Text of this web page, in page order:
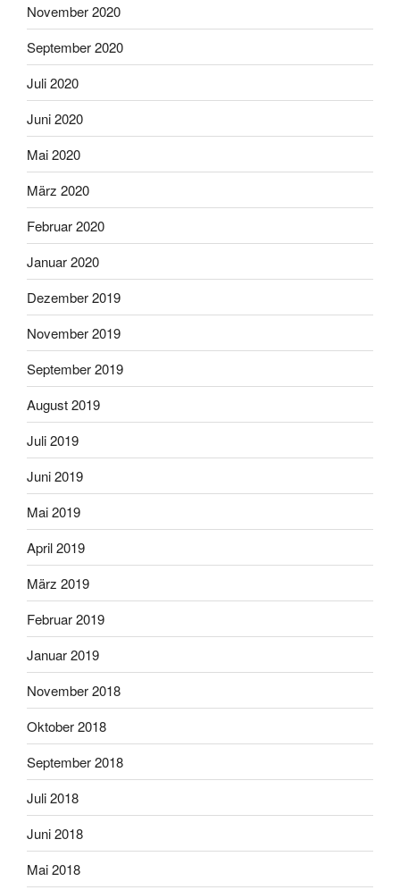
November 2020
September 2020
Juli 2020
Juni 2020
Mai 2020
März 2020
Februar 2020
Januar 2020
Dezember 2019
November 2019
September 2019
August 2019
Juli 2019
Juni 2019
Mai 2019
April 2019
März 2019
Februar 2019
Januar 2019
November 2018
Oktober 2018
September 2018
Juli 2018
Juni 2018
Mai 2018